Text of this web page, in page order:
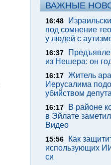
ВАЖНЫЕ
16:48
под сомнение
у людей с
16:37
из Нешера: он
16:17 Житель
Иерусалима
убийством
16:17
В районе
в Эйлате
Видео
15:56
Как
использующих
си